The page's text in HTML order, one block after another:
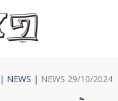
| NEWS | NEWS 29/10/2024